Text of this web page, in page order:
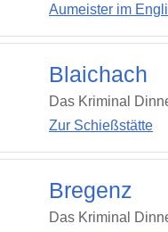
Aumeister im
Blaichach
Das Kriminal
Zur Schießstätte
Bregenz
Das Kriminal